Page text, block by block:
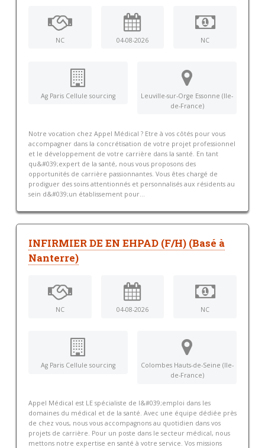
NC 04-08-2026 NC
Ag Paris Cellule sourcing
Leuville-sur-Orge Essonne (Ile-
de-France)
Notre vocation chez Appel Médical ? Etre à vos côtés pour vous
accompagner dans la concrétisation de votre projet professionnel
et le développement de votre carrière dans la santé. En tant
qu&#039;expert de la santé, nous vous proposons des
opportunités de carrière passionnantes. Vous êtes chargé de
prodiguer des soins attentionnés et personnalisés aux résidents au
sein d&#039;un établissement pour...
INFIRMIER DE EN EHPAD (F/H) (Basé à
Nanterre)
NC 04-08-2026 NC
Ag Paris Cellule sourcing
Colombes Hauts-de-Seine (Ile-
de-France)
Appel Médical est LE spécialiste de l&#039;emploi dans les
domaines du médical et de la santé. Avec une équipe dédiée près
de chez vous, nous vous accompagnons au quotidien dans vos
projets de carrière. Pour un poste dans le secteur médical, nous
mettons notre expertise en santé à votre service. Vos missions